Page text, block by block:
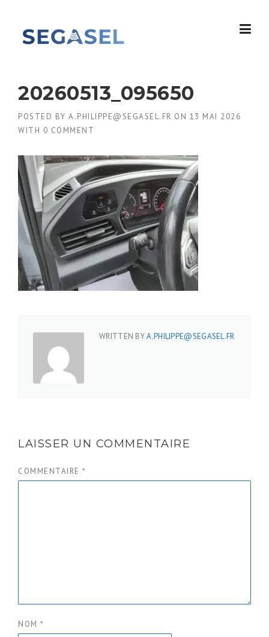
content
20260513_095650
POSTED BY A.PHILIPPE@SEGASEL.FR ON 13 MAI 2026
WITH 0 COMMENT
WRITTEN BYA.PHILIPPE@SEGASEL.FR
LAISSER UN COMMENTAIRE
COMMENTAIRE *
NOM *